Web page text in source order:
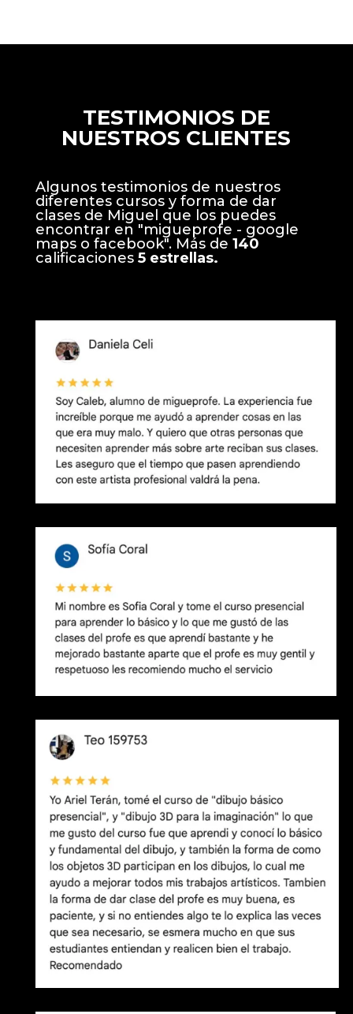
TESTIMONIOS DE
NUESTROS CLIENTES
Algunos testimonios de nuestros
diferentes cursos y forma de dar
clases de Miguel que los puedes
encontrar en "migueprofe - google
maps o facebook". Más de 140
calificaciones 5 estrellas.